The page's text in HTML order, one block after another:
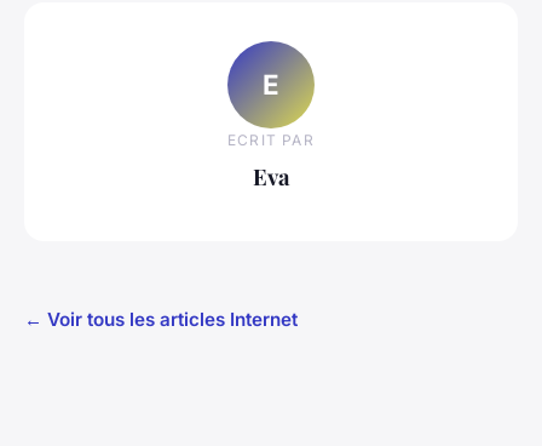
E
ECRIT PAR
Eva
← Voir tous les articles Internet